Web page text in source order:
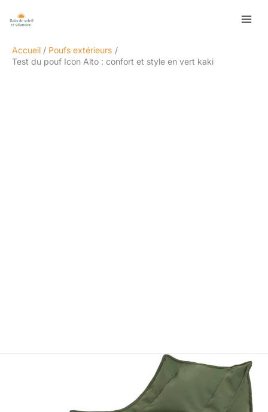
Accueil
Poufs extérieurs
Test du pouf Icon Alto : confort et style en vert kaki